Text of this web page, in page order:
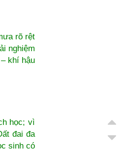
rõ rệt
nghiệm
khí hậu
học; vì
đai đa
sinh có